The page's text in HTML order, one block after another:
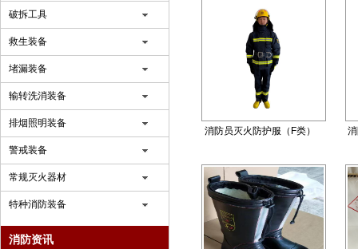
破拆工具
救生装备
堵漏装备
输转洗消装备
排烟照明装备
警戒装备
常规灭火器材
特种消防装备
消防资讯
消防员灭火防护服（F类）